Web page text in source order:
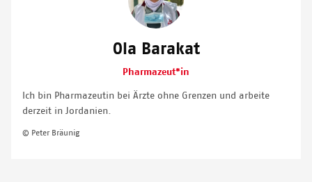
Ola Barakat
Pharmazeut*in
Ich bin Pharmazeutin bei Ärzte ohne Grenzen und arbeite
derzeit in Jordanien.
© Peter Bräunig